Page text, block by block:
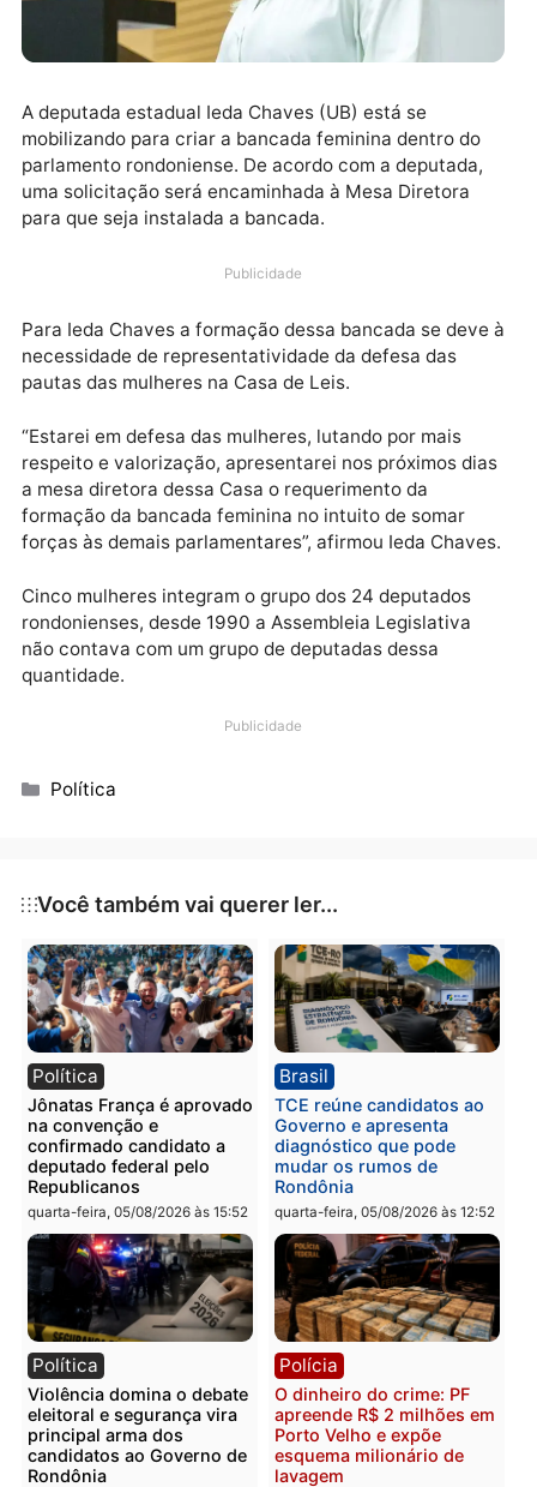
A deputada estadual Ieda Chaves (UB) está se
parlamento rondoniense. De acordo com a deputada,
para que seja instalada a bancada.
Publicidade
Para Ieda Chaves a formação dessa bancada se
necessidade de representatividade da defesa das
pautas das mulheres na Casa de Leis.
respeito e valorização, apresentarei nos próximos
a mesa diretora dessa Casa o requerimento da
formação da bancada feminina no intuito de somar
forças às demais parlamentares”, afirmou Ieda
rondonienses, desde 1990 a Assembleia Legislativa
Publicidade
Categorias
Política
Você também vai querer ler...
Política
Jônatas França é aprovado
na convenção e
confirmado candidato a
deputado federal pelo
Republicanos
quarta-feira, 05/08/2026 às 15:52
Brasil
TCE reúne candidatos ao
Governo e apresenta
diagnóstico que pode
mudar os rumos de
Rondônia
quarta-feira, 05/08/2026 às